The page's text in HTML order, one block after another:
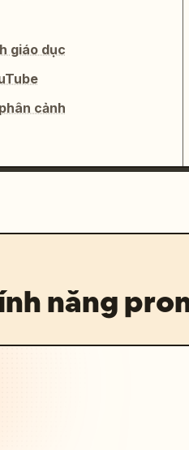
giáo dục
cảnh
năng